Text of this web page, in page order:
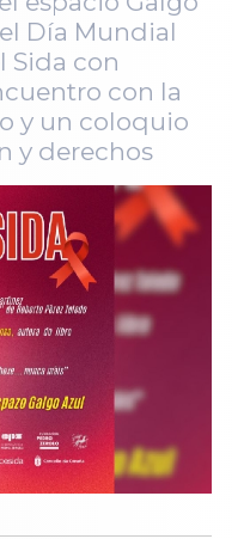
Día Mundial
Sida con
con la
y un coloquio
y derechos